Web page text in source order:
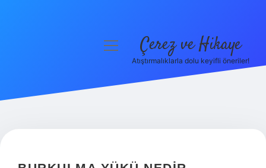
Hakkımızda
menüyü Çerez ve Hikaye
Atıştırmalıklarla dolu keyifli öneriler!